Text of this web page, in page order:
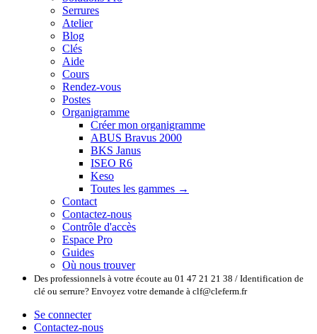
Serrures
Atelier
Blog
Clés
Aide
Cours
Rendez-vous
Postes
Organigramme
Créer mon organigramme
ABUS Bravus 2000
BKS Janus
ISEO R6
Keso
Toutes les gammes →
Contact
Contactez-nous
Contrôle d'accès
Espace Pro
Guides
Où nous trouver
Des professionnels à votre écoute au 01 47 21 21 38 / Identification de
clé ou serrure? Envoyez votre demande à clf@cleferm.fr
Se connecter
Contactez-nous